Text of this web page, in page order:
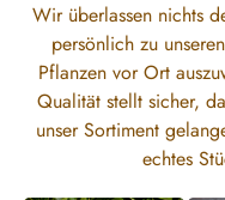
Wir überlassen nichts
persönlich zu
Pflanzen vor Ort
Qualität stellt sicher,
unser Sortiment
echtes